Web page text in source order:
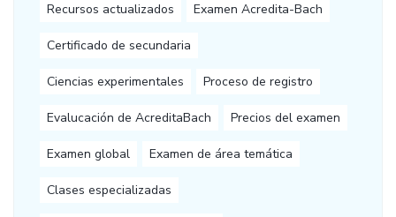
Recursos actualizados Examen Acredita-Bach
Certificado de secundaria
Ciencias experimentales Proceso de registro
Evalucación de AcreditaBach Precios del examen
Examen global Examen de área temática
Clases especializadas